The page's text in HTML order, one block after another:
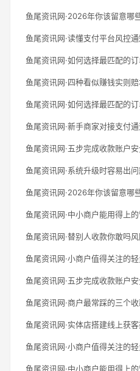
鱼尾资讯网·2026年你该留意哪
鱼尾资讯网·读懂支付平台风控
鱼尾资讯网·如何选择最匹配的
鱼尾资讯网·四种看似赚钱实则
鱼尾资讯网·如何选择最匹配的
鱼尾资讯网·新手商家对接支付
鱼尾资讯网·五步完成收款账户
鱼尾资讯网·系统升级时容易出
鱼尾资讯网·2026年你该留意哪
鱼尾资讯网·中小商户能用得上
鱼尾资讯网·替别人收款你敢吗
鱼尾资讯网·小商户值得关注的
鱼尾资讯网·五步完成收款账户
鱼尾资讯网·商户最常踩的三个
鱼尾资讯网·实体店搭建线上获
鱼尾资讯网·小商户值得关注的
鱼尾资讯网·中小商户能用得上